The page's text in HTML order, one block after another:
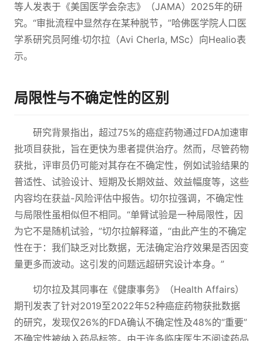
等人发表于《美国医学会杂志》（JAMA）2025年的研
究。“审批流程中显然存在某种脱节，”哈佛医学院人口医
学系研究员阿维·切尔拉（Avi Cherla, MSc）向Healio表
示。
局限性与不确定性的区别
研究背景指出，超过75%的癌症药物通过FDA加速审
批项目获批，旨在更快为患者提供治疗。然而，尽管药物
获批，评审员仍可能对其存在不确定性，例如试验结果的
普适性、试验设计、短期及长期效益、效益幅度等，这些
内容均在获益-风险评估中报告。切尔拉强调，不确定性
与局限性虽相似但不相同。“单臂试验是一种局限性，因
为它不是随机试验，”切尔拉解释道，“由此产生的不确定
性在于：我们缺乏对比数据，无法确定治疗效果是否因变
量更多而波动。这引发的问题远超研究设计本身。”
切尔拉及其同事在《健康事务》（Health Affairs）
期刊发表了针对2019至2022年52种癌症药物获批数据
的研究，发现仅26%的FDA确认不确定性及48%的“重要”
不确定性被纳入药品标签。由于许多临床医生不阅读药品